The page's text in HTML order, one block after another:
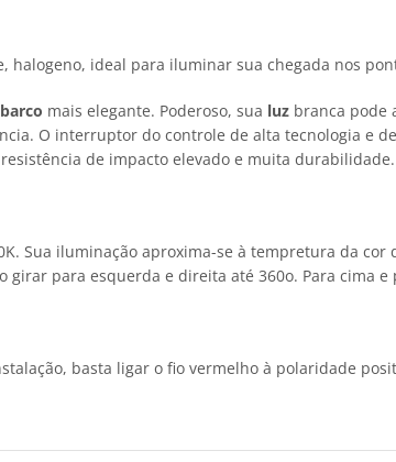
halogeno, ideal para iluminar sua chegada nos
barco mais elegante. Poderoso, sua luz branca pode
O interruptor do controle de alta tecnologia e
de impacto elevado e muita
Sua iluminação aproxima-se à tempretura da
para esquerda e direita até 360o. Para cima
basta ligar o fio vermelho à polaridade